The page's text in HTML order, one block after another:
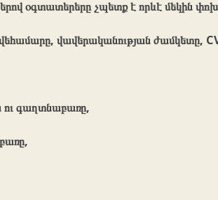
օգտատերերը չպետք է որևէ մեկին
վավերականության ժամկետը,
ու գաղտնաբառը,